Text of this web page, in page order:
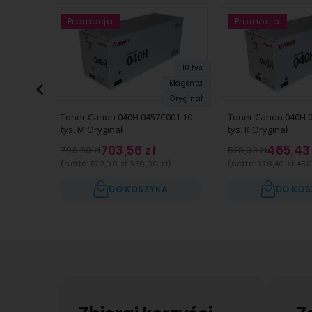
10 tys.
Magenta
Oryginał
Promocja
Toner Canon 040H 0457C001 10
tys. M Oryginał
799,50 zł703,56 zł
(netto: 572,00 zł 650,00 zł
DO KOSZYKA
Promocja Promocja
Toner Canon 040H
tys. K Oryginał
528,90 zł465,43
(netto: 378,40 zł
DO
Promocja